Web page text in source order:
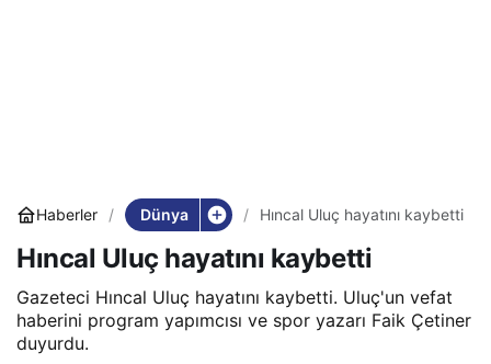
Haberler Dünya Hıncal Uluç hayatını kaybetti
Hıncal Uluç hayatını kaybetti
Gazeteci Hıncal Uluç hayatını kaybetti. Uluç'un vefat
haberini program yapımcısı ve spor yazarı Faik Çetiner
duyurdu.